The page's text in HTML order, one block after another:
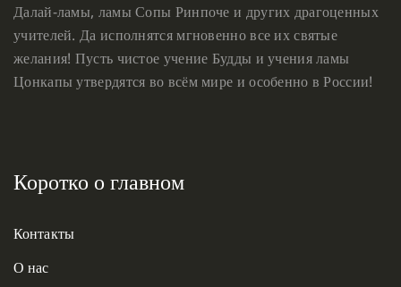
Далай-ламы, ламы Сопы Ринпоче и других драгоценных
учителей. Да исполнятся мгновенно все их святые
желания! Пусть чистое учение Будды и учения ламы
Цонкапы утвердятся во всём мире и особенно в России!
Коротко о главном
Контакты
О нас